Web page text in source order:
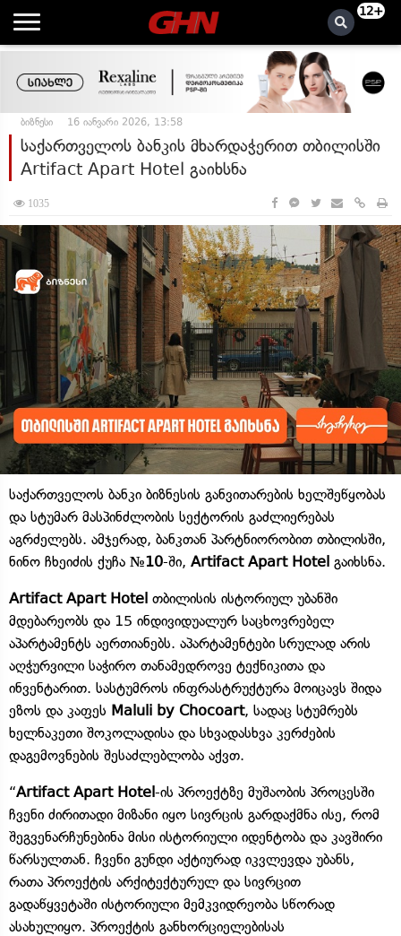
12+
ბიზნესი 16 იანვარი 2026, 13:58
საქართველოს ბანკის მხარდაჭერით თბილისში
Artifact Apart Hotel გაიხსნა
1035
საქართველოს ბანკი ბიზნესის განვითარების ხელშეწყობას
და სტუმარ მასპინძლობის სექტორის გაძლიერებას
აგრძელებს. ამჯერად, ბანკთან პარტნიორობით თბილისში,
ნინო ჩხეიძის ქუჩა №10-ში, Artifact Apart Hotel გაიხსნა.
Artifact Apart Hotel თბილისის ისტორიულ უბანში
მდებარეობს და 15 ინდივიდუალურ საცხოვრებელ
აპარტამენტს აერთიანებს. აპარტამენტები სრულად არის
აღჭურვილი საჭირო თანამედროვე ტექნიკითა და
ინვენტარით. სასტუმროს ინფრასტრუქტურა მოიცავს შიდა
ეზოს და კაფეს Maluli by Chocoart, სადაც სტუმრებს
ხელნაკეთი შოკოლადისა და სხვადასხვა კერძების
დაგემოვნების შესაძლებლობა აქვთ.
“Artifact Apart Hotel -ის პროექტზე მუშაობის პროცესში
ჩვენი ძირითადი მიზანი იყო სივრცის გარდაქმნა ისე, რომ
შეგვენარჩუნებინა მისი ისტორიული იდენტობა და კავშირი
წარსულთან. ჩვენი გუნდი აქტიურად იკვლევდა უბანს,
რათა პროექტის არქიტექტურულ და სივრცით
გადაწყვეტაში ისტორიული მემკვიდრეობა სწორად
ასახულიყო. პროექტის განხორციელებისას